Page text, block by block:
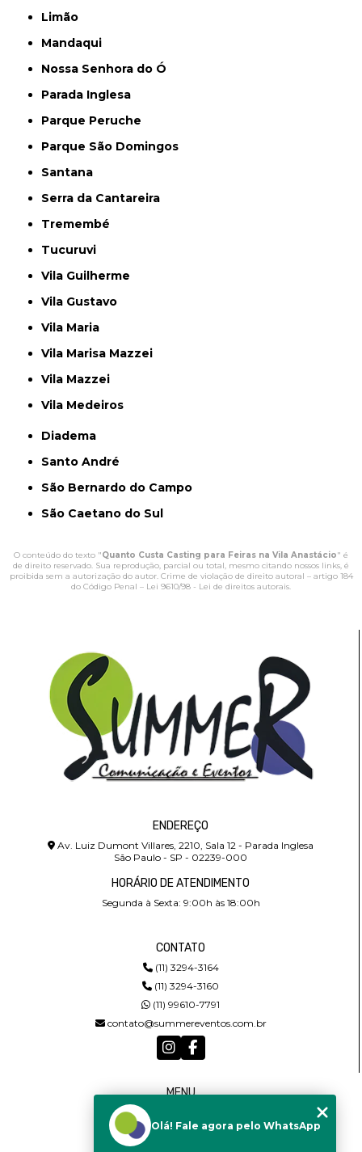
Limão
Mandaqui
Nossa Senhora do Ó
Parada Inglesa
Parque Peruche
Parque São Domingos
Santana
Serra da Cantareira
Tremembé
Tucuruvi
Vila Guilherme
Vila Gustavo
Vila Maria
Vila Marisa Mazzei
Vila Mazzei
Vila Medeiros
Diadema
Santo André
São Bernardo do Campo
São Caetano do Sul
O conteúdo do texto "Quanto Custa Casting para Feiras na Vila Anastácio" é
de direito reservado. Sua reprodução, parcial ou total, mesmo citando nossos links, é
proibida sem a autorização do autor. Crime de violação de direito autoral – artigo 184
do Código Penal – Lei 9610/98 - Lei de direitos autorais.
ENDEREÇO
Av. Luiz Dumont Villares, 2210, Sala 12 - Parada Inglesa
São Paulo - SP - 02239-000
HORÁRIO DE ATENDIMENTO
Segunda à Sexta: 9:00h às 18:00h
CONTATO
(11) 3294-3164
(11) 3294-3160
(11) 99610-7791
contato@summereventos.com.br
MENU
QUEM SOMOS
Olá! Fale agora pelo WhatsApp